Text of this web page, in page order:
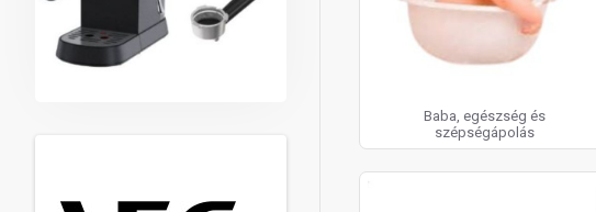
Baba, egészség és
szépségápolás